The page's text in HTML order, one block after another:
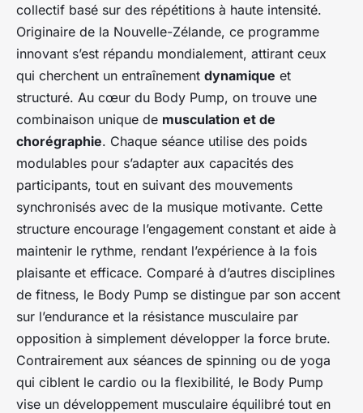
collectif basé sur des répétitions à haute intensité.
Originaire de la Nouvelle-Zélande, ce programme
innovant s’est répandu mondialement, attirant ceux
qui cherchent un entraînement dynamique et
structuré. Au cœur du Body Pump, on trouve une
combinaison unique de musculation et de
chorégraphie. Chaque séance utilise des poids
modulables pour s’adapter aux capacités des
participants, tout en suivant des mouvements
synchronisés avec de la musique motivante. Cette
structure encourage l’engagement constant et aide à
maintenir le rythme, rendant l’expérience à la fois
plaisante et efficace. Comparé à d’autres disciplines
de fitness, le Body Pump se distingue par son accent
sur l’endurance et la résistance musculaire par
opposition à simplement développer la force brute.
Contrairement aux séances de spinning ou de yoga
qui ciblent le cardio ou la flexibilité, le Body Pump
vise un développement musculaire équilibré tout en